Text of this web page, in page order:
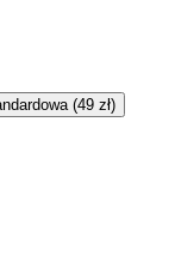
(49 zł)